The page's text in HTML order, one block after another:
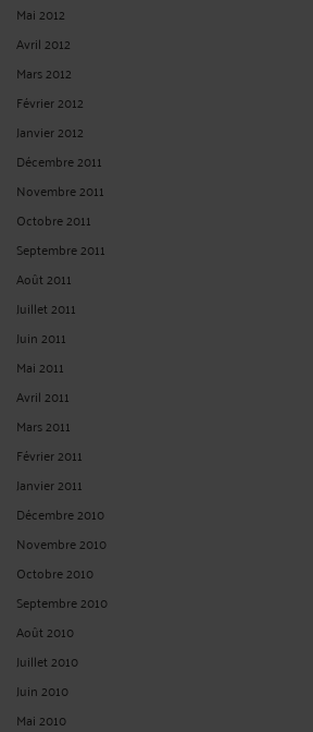
Mai 2012
Avril 2012
Mars 2012
Février 2012
Janvier 2012
Décembre 2011
Novembre 2011
Octobre 2011
Septembre 2011
Août 2011
Juillet 2011
Juin 2011
Mai 2011
Avril 2011
Mars 2011
Février 2011
Janvier 2011
Décembre 2010
Novembre 2010
Octobre 2010
Septembre 2010
Août 2010
Juillet 2010
Juin 2010
Mai 2010